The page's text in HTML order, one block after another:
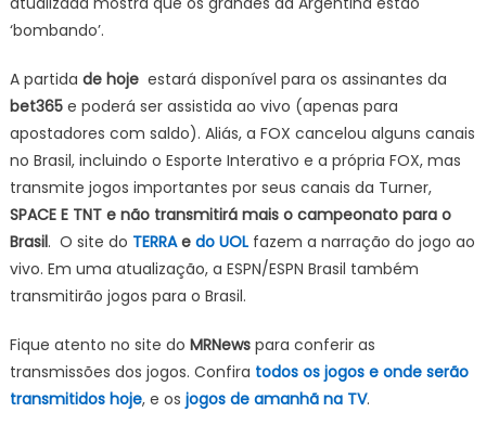
‘bombando’.
A partida de hoje estará disponível para os assinantes da
bet365 e poderá ser assistida ao vivo (apenas para
apostadores com saldo). Aliás, a FOX cancelou alguns canais
no Brasil, incluindo o Esporte Interativo e a própria FOX, mas
transmite jogos importantes por seus canais da Turner,
SPACE E TNT e não transmitirá mais o campeonato para o
Brasil. O site do TERRAe do UOLfazem a narração do jogo ao
vivo. Em uma atualização, a ESPN/ESPN Brasil também
transmitirão jogos para o Brasil.
Fique atento no site do MRNewspara conferir as
transmissões dos jogos. Confira todos os jogos e onde serão
transmitidos hoje, e os jogos de amanhã na TV.